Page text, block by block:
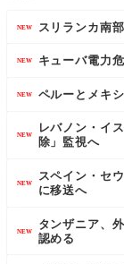
NEW スリランカ南
NEW キューバ電力
NEW ペルーとメキ
NEW
レバノン・イ
除」監視へ
NEW
スペイン・セ
に移送へ
NEW
タンザニア、
認める